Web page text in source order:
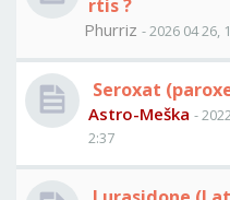
rtis ?
Phurriz - 2026 04 26,
Seroxat
Astro-Meška -
2:37